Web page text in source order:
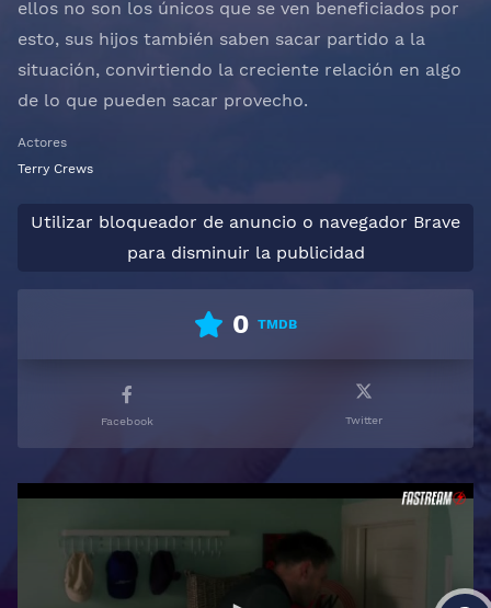
ellos no son los únicos que se ven beneficiados por
esto, sus hijos también saben sacar partido a la
situación, convirtiendo la creciente relación en algo
de lo que pueden sacar provecho.
Actores
Terry Crews
Utilizar bloqueador de anuncio o navegador Brave
para disminuir la publicidad
0 TMDB
Facebook Twitter